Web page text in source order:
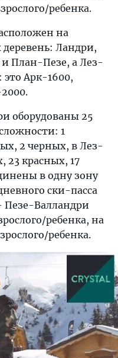
ребенка.
на
Ландри,
и План-Пезе, а Лез-
Арк-1600,
оборудованы 25
1
2 черных, в Лез-
23 красных, 17
в одну зону
ски-пасса
Пезе-Валландри
ребенка, на
ребенка.